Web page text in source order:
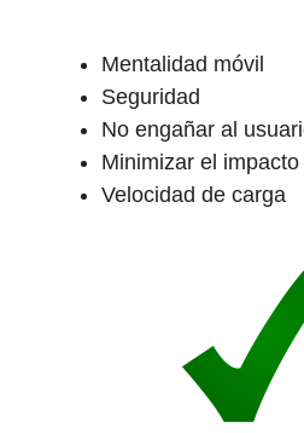
Mentalidad móvil
Seguridad
No engañar al
Minimizar el
Velocidad de carga